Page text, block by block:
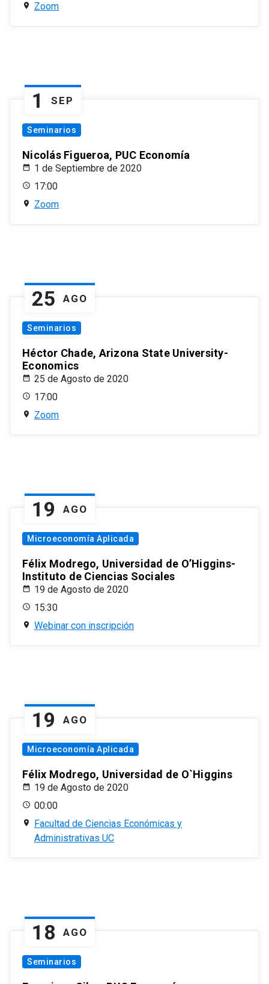
Zoom
1 SEP
Seminarios
Nicolás Figueroa, PUC Economía
1 de Septiembre de 2020
17:00
Zoom
25 AGO
Seminarios
Héctor Chade, Arizona State University-
Economics
25 de Agosto de 2020
17:00
Zoom
19 AGO
Microeconomía Aplicada
Félix Modrego, Universidad de O’Higgins-
Instituto de Ciencias Sociales
19 de Agosto de 2020
15:30
Webinar con inscripción
19 AGO
Microeconomía Aplicada
Félix Modrego, Universidad de O`Higgins
19 de Agosto de 2020
00:00
Facultad de Ciencias Económicas y
Administrativas UC
18 AGO
Seminarios